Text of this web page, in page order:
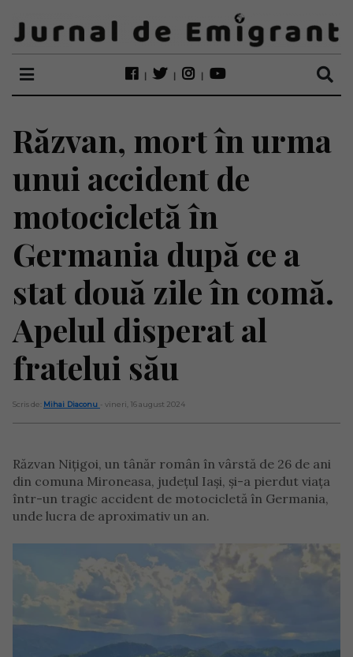
Răzvan, mort în urma
unui accident de
motocicletă în
Germania după ce a
stat două zile în comă.
Apelul disperat al
fratelui său
Scris de: Mihai Diaconu - vineri, 16 august 2024
Răzvan Nițigoi, un tânăr român în vârstă de 26 de ani
din comuna Mironeasa, județul Iași, și-a pierdut viața
într-un tragic accident de motocicletă în Germania,
unde lucra de aproximativ un an.